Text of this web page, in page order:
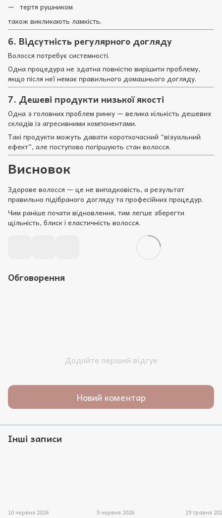
тертя рушником
також викликають ламкість.
6. Відсутність регулярного догляду
Волосся потребує системності.
Одна процедура не здатна повністю вирішити проблему,
якщо після неї немає правильного домашнього догляду.
7. Дешеві продукти низької якості
Одна з головних проблем ринку — велика кількість дешевих
складів із агресивними компонентами.
Такі продукти можуть давати короткочасний “візуальний
ефект”, але поступово погіршують стан волосся.
Висновок
Здорове волосся — це не випадковість, а результат
правильно підібраного догляду та професійних процедур.
Чим раніше почати відновлення, тим легше зберегти
щільність, блиск і еластичність волосся.
Обговорення
Додайте перший відгук
Новий коментар
Інші записи
10 червня 2026 5 червня 2026 29 травня